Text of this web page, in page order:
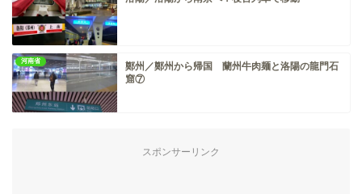
河南省
鄭州／鄭州から帰国 蘭州牛肉麺と洛陽の龍門石
窟⑦
スポンサーリンク